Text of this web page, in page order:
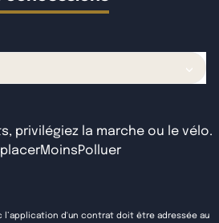
privilégiez la marche ou le vélo.
l’application d'un contrat doit être adressée au